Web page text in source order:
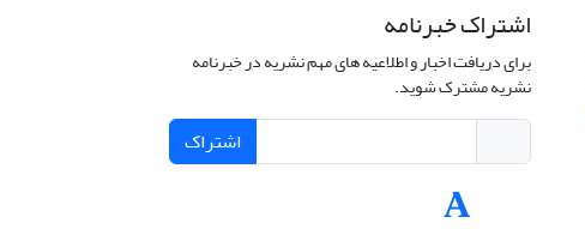
اشتراک خبرنامه
برای دریافت اخبار و اطلاعیه های مهم نشریه در خبرنامه
نشریه مشترک شوید.
اشتراک